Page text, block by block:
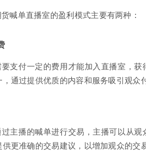
喊单直播室的盈利模式主要有两种：
支付一定的费用才能加入直播室，
通过提供优质的内容和服务吸引观众
主播的喊单进行交易，主播可以从
更准确的交易建议，以增加观众的交